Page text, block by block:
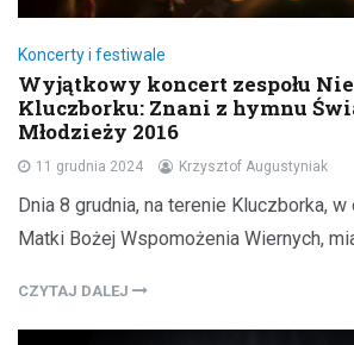
Koncerty i festiwale
Wyjątkowy koncert zespołu
Kluczborku: Znani z hymnu
Młodzieży 2016
11 grudnia 2024 Krzysztof Augustyniak
Dnia 8 grudnia, na terenie Kluczborka,
Matki Bożej Wspomożenia Wiernych,
CZYTAJ DALEJ